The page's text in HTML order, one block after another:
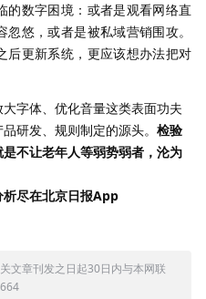
的数字困境：或者是观看网络直
悠，或者是被私域营销围攻。
后更新系统，更应该想办法把对
字体、优化音量这类表面功夫
研发、规则制定的源头。 检验
不让老年人等弱势弱者，沦为
析尽在北京日报App
文章刊发之日起30日内与本网联